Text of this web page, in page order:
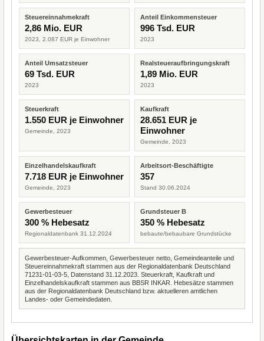
Steuereinnahmekraft
2,86 Mio. EUR
2023, 2.087 EUR je Einwohner
Anteil Einkommensteuer
996 Tsd. EUR
2023
Anteil Umsatzsteuer
69 Tsd. EUR
2023
Realsteueraufbringungskraft
1,89 Mio. EUR
2023
Steuerkraft
1.550 EUR je Einwohner
Gemeinde, 2023
Kaufkraft
28.651 EUR je
Einwohner
Gemeinde, 2023
Einzelhandelskaufkraft
7.718 EUR je Einwohner
Gemeinde, 2023
Arbeitsort-Beschäftigte
357
Stand 30.06.2024
Gewerbesteuer
300 % Hebesatz
Regionaldatenbank 31.12.2024
Grundsteuer B
350 % Hebesatz
bebaute/bebaubare Grundstücke
Gewerbesteuer-Aufkommen, Gewerbesteuer netto, Gemeindeanteile und
Steuereinnahmekraft stammen aus der Regionaldatenbank Deutschland
71231-01-03-5, Datenstand 31.12.2023. Steuerkraft, Kaufkraft und
Einzelhandelskaufkraft stammen aus BBSR INKAR. Hebesätze stammen
aus der Regionaldatenbank Deutschland bzw. aktuelleren amtlichen
Landes- oder Gemeindedaten.